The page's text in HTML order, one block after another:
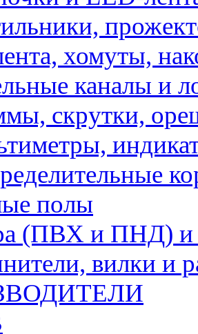
хомуты,
каналы и
скрутки,
полы
(ПВХ и ПНД) и
вилки и